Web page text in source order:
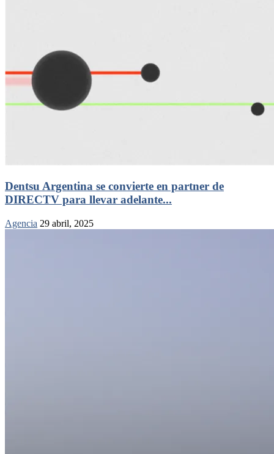
Dentsu Argentina se convierte en partner de
DIRECTV para llevar adelante...
Agencia 29 abril, 2025